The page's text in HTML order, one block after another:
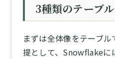
3種類のテーブ
まずは全体像をテーブ
提として、Snowflakeに